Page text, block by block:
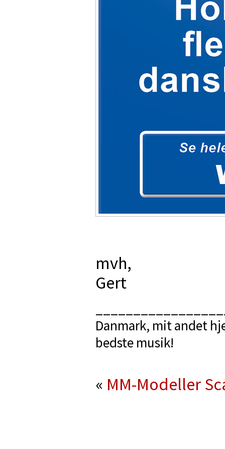
mvh,
Gert
Danmark, mit andet
bedste musik!
« MM-Modeller